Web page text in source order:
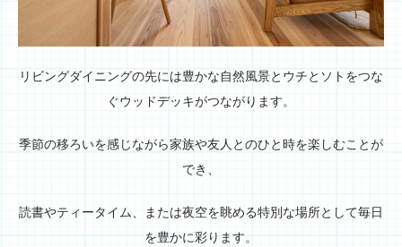
リビングダイニングの先には豊かな自然風景とウチとソトをつな
ぐウッドデッキがつながります。
季節の移ろいを感じながら家族や友人とのひと時を楽しむことが
でき、
読書やティータイム、または夜空を眺める特別な場所として毎日
を豊かに彩ります。